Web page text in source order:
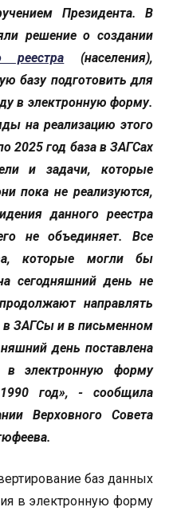
Президента. В
решение о создании
реестра (населения),
базу подготовить для
в электронную форму.
на реализацию этого
2025 год база в ЗАГСах
и задачи, которые
пока не реализуются,
данного реестра
не объединяет. Все
которые могли бы
сегодняшний день не
направлять
ЗАГСы и в письменном
день поставлена
в электронную форму
год», - сообщила
Верховного Совета
баз данных
в электронную форму